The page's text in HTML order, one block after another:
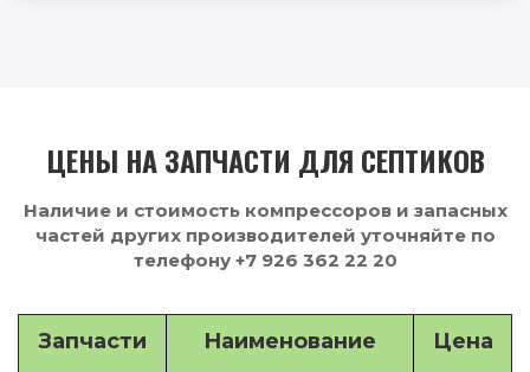
ЦЕНЫ НА ЗАПЧАСТИ ДЛЯ СЕПТИКОВ
Наличие и стоимость компрессоров и запасных
частей других производителей уточняйте по
телефону +7 926 362 22 20
Запчасти Наименование Цена